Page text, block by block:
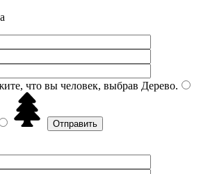
что вы человек, выбрав Дерево.